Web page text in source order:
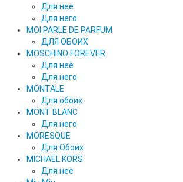
Для нее
Для него
MOI PARLE DE PARFUM
ДЛЯ ОБОИХ
MOSCHINO FOREVER
Для неё
Для него
MONTALE
Для обоих
MONT BLANC
Для него
MORESQUE
Для Обоих
MICHAEL KORS
Для нее